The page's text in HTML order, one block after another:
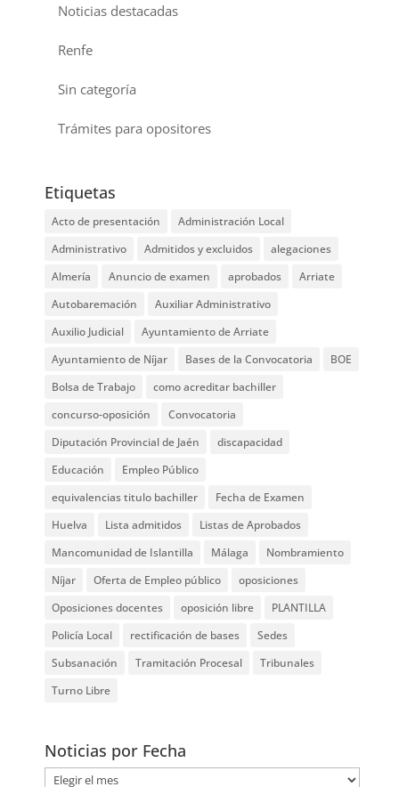
Noticias destacadas
Renfe
Sin categoría
Trámites para opositores
Etiquetas
Acto de presentación
Administración Local
Administrativo
Admitidos y excluidos
alegaciones
Almería
Anuncio de examen aprobados
Arriate
Autobaremación
Auxiliar Administrativo
Auxilio Judicial
Ayuntamiento de Arriate
Ayuntamiento de Níjar
Bases de la Convocatoria
BOE
Bolsa de Trabajo
como acreditar bachiller
concurso-oposición
Convocatoria
Diputación Provincial de Jaén
discapacidad
Educación
Empleo Público
equivalencias titulo bachiller
Fecha de Examen
Huelva
Lista admitidos
Listas de Aprobados
Mancomunidad de Islantilla
Málaga
Nombramiento
Níjar
Oferta de Empleo público
oposiciones
Oposiciones docentes
oposición libre
PLANTILLA
Policía Local
rectificación de bases
Sedes
Subsanación
Tramitación Procesal
Tribunales
Turno Libre
Noticias por Fecha
Noticias